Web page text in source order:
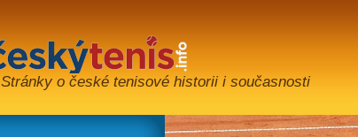
Stránky o české tenisové historii i současnosti